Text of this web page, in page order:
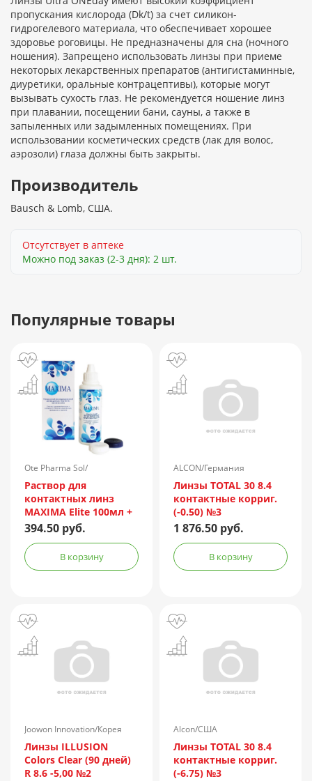
пропускания кислорода (Dk/t) за счет силикон-
гидрогелевого материала, что обеспечивает хорошее
здоровье роговицы. Не предназначены для сна (ночного
ношения). Запрещено использовать линзы при приеме
некоторых лекарственных препаратов (антигистаминные,
диуретики, оральные контрацептивы), которые могут
вызывать сухость глаз. Не рекомендуется ношение линз
при плавании, посещении бани, сауны, а также в
запыленных или задымленных помещениях. При
использовании косметических средств (лак для волос,
аэрозоли) глаза должны быть закрыты.
Производитель
Bausch & Lomb, США.
Отсутствует в аптеке
Можно под заказ (2-3 дня): 2 шт.
Популярные товары
Ote Pharma Sol/
Нидерланды
Раствор для
контактных линз
MAXIMA Elite 100мл +
контейнер
394.50 руб.
В корзину
ALCON/Германия
Линзы TOTAL 30 8.4
контактные корриг.
(-0.50) №3
1 876.50 руб.
В корзину
Joowon Innovation/Корея
Линзы ILLUSION
Colors Clear (90 дней)
R 8.6 -5,00 №2
Alcon/США
Линзы TOTAL 30 8.4
контактные корриг.
(-6.75) №3